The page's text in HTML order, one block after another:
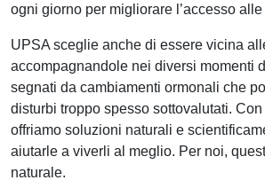
ogni giorno per migliorare l’accesso alle
UPSA sceglie anche di essere vicina
accompagnandole nei diversi momenti
segnati da cambiamenti ormonali che
disturbi troppo spesso sottovalutati.
offriamo soluzioni naturali e
aiutarle a viverli al meglio. Per noi,
naturale.